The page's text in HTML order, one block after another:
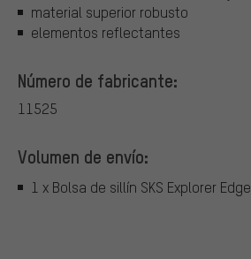
material superior robusto
elementos reflectantes
Número de fabricante:
11525
Volumen de envío:
1 x Bolsa de sillín SKS Explorer Edge